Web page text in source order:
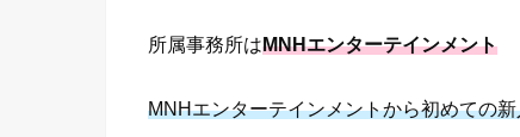
所属事務所はMNHエンターテインメント
MNHエンターテインメントから初めての